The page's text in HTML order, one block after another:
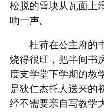
松脱的雪块从瓦面上
响一声。
杜荷在公主府的
烧得很旺，把半间书
度支学堂下学期的教
是狄仁杰托人送来的
经不需要亲自写教学